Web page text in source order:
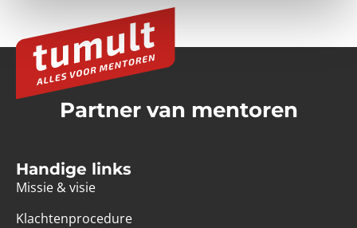
Partner van mentoren
Handige links
Missie & visie
Klachtenprocedure